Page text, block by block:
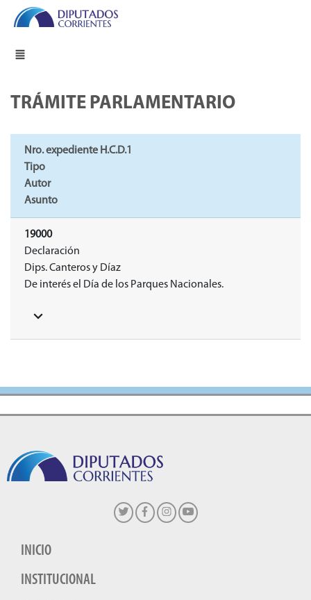
TRÁMITE PARLAMENTARIO
Nro. expediente H.C.D.1
Tipo
Autor
Asunto
19000
Declaración
Dips. Canteros y Díaz
De interés el Día de los Parques Nacionales.
INICIO
INSTITUCIONAL